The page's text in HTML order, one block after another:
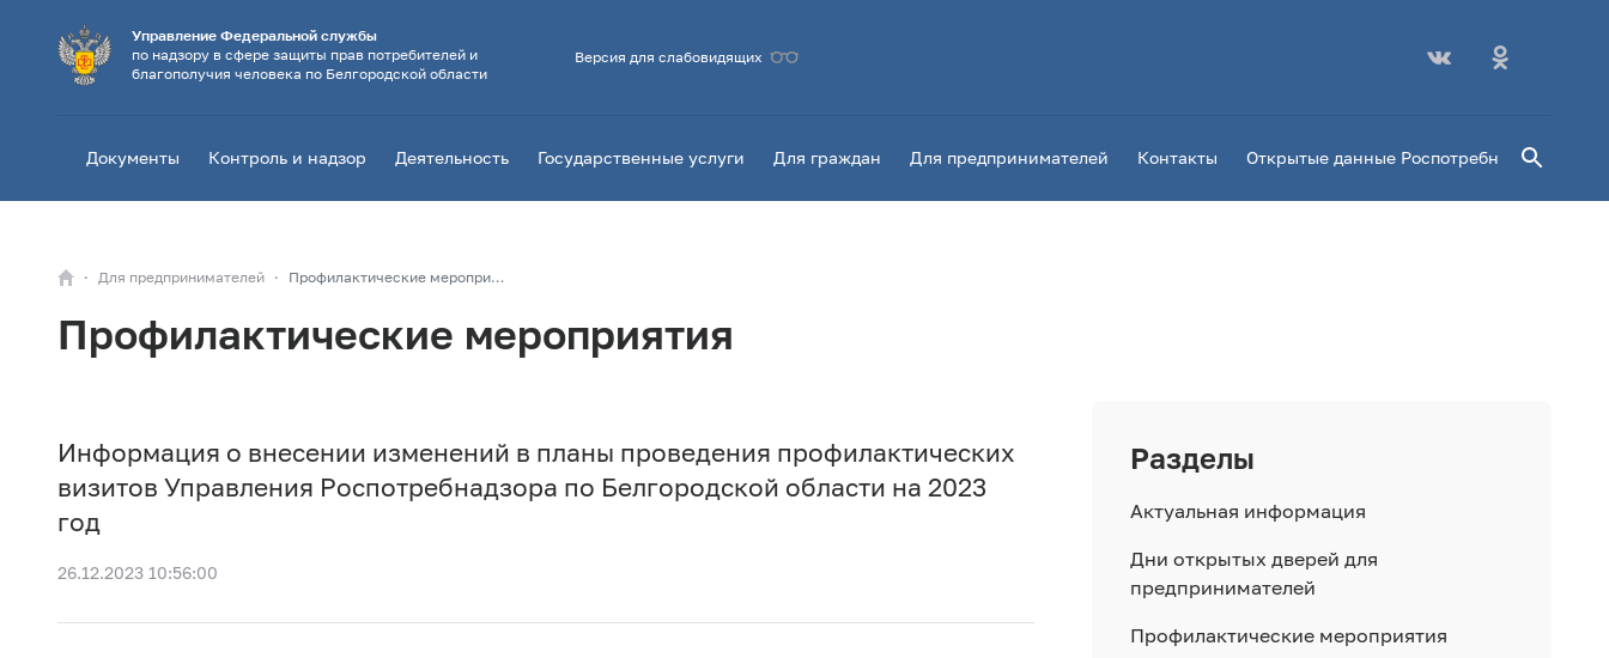
Управление Федеральной службы
по надзору в сфере защиты прав потребителей и
благополучия человека по Белгородской области
Версия для слабовидящих
Документы Контроль и надзор Деятельность Государственные услуги Для граждан Для предпринимателей Контакты Открытые данные Роспотребнадзора
Поиск
Для предпринимателей Профилактические мероприятия
Профилактические мероприятия
Информация о внесении изменений в планы проведения профилактических
визитов Управления Роспотребнадзора по Белгородской области на 2023
год
26.12.2023 10:56:00
Разделы
Актуальная информация
Дни открытых дверей для
предпринимателей
Профилактические мероприятия